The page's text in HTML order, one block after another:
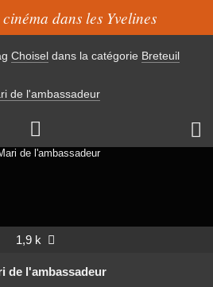
dans les Yvelines
Choisel dans la catégorie Breteuil
de l'ambassadeur
 
1,9 k 
de l'ambassadeur